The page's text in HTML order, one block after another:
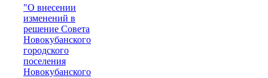
"О внесении
изменений в
решение Совета
Новокубанского
городского
поселения
Новокубанского